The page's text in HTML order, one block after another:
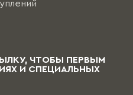
проекта и на
коллекции), и какое-
придется пожить
ЧТОБЫ ПЕРВЫМ
И СПЕЦИАЛЬНЫХ